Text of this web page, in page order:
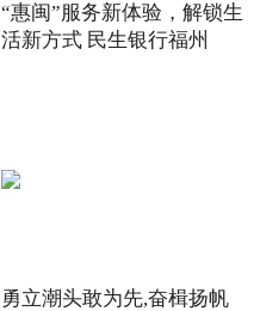
“惠闽”服务新体验，解锁生
活新方式 民生银行福州
勇立潮头敢为先,奋楫扬帆